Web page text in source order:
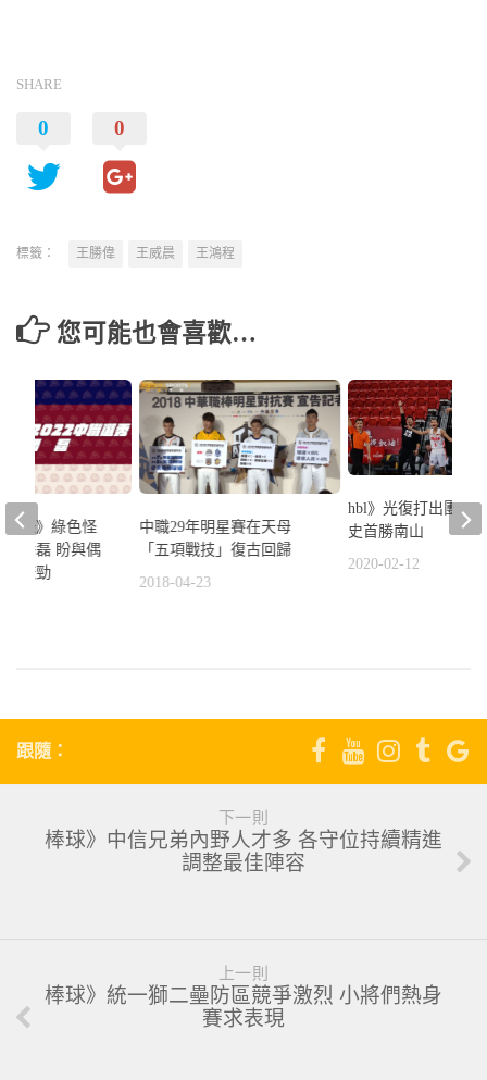
SHARE
0 0
標籤： 王勝偉 王威晨 王鴻程
您可能也會喜歡…
中職29年明星賽在天母
「五項戰技」復古回歸
2018-04-23
hbl》光復打出團隊
史首勝南山
2020-02-12
將錄》綠色怪
令潘磊 盼與偶
場較勁
跟隨：
下一則
棒球》中信兄弟內野人才多 各守位持續精進
調整最佳陣容
上一則
棒球》統一獅二壘防區競爭激烈 小將們熱身
賽求表現